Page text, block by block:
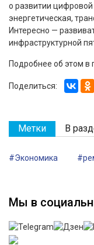
о развитии
энергетическая,
Интересно —
инфраструктурной
Подробнее об этом в
Поделиться:
Метки В
#Экономика
Мы в